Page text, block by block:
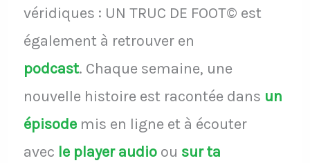
véridiques : UN TRUC DE FOOT© est
également à retrouver en
podcast. Chaque semaine, une
nouvelle histoire est racontée dans un
épisodemis en ligne et à écouter
avec le player audio ou sur ta